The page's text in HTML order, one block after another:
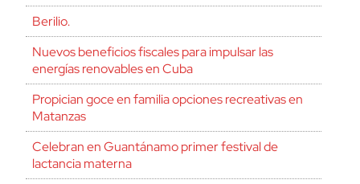
Berilio.
Nuevos beneficios fiscales para impulsar las
energías renovables en Cuba
Propician goce en familia opciones recreativas en
Matanzas
Celebran en Guantánamo primer festival de
lactancia materna